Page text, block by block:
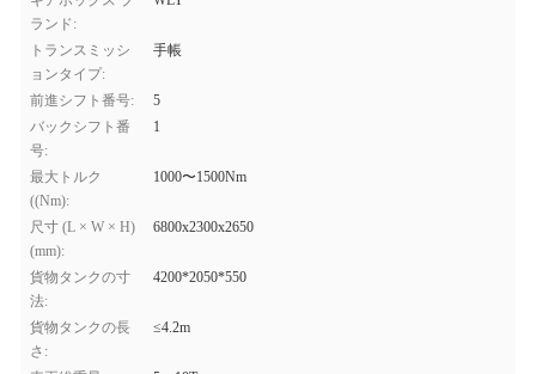
ランド:
トランスミッシ
ョンタイプ:
手帳
前進シフト番号:
5
バックシフト番
号:
1
最大トルク
((Nm):
1000〜1500Nm
尺寸 (L × W × H)
(mm):
6800x2300x2650
貨物タンクの寸
法:
4200*2050*550
貨物タンクの長
さ:
≤4.2m